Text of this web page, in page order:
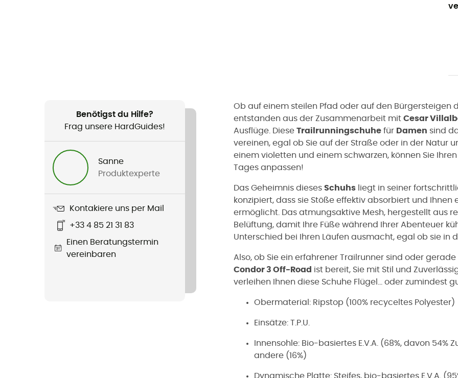
Benötigst du Hilfe?
Frag unsere HardGuides!
Sanne
Produktexperte
Kontakiere uns per Mail
+33 4 85 21 31 83
Einen Beratungstermin
vereinbaren
Ob auf einem steilen Pfad oder auf den Bürgersteigen
entstanden aus der Zusammenarbeit mit Cesar
Ausflüge. Diese Trailrunningschuhe für Damen sind
vereinen, egal ob Sie auf der Straße oder in der Natur
einem violetten und einem schwarzen, können Sie
Tages anpassen!
Das Geheimnis dieses Schuhs liegt in seiner
konzipiert, dass sie Stöße effektiv absorbiert und
ermöglicht. Das atmungsaktive Mesh, hergestellt aus
Belüftung, damit Ihre Füße während Ihrer Abenteuer
Unterschied bei Ihren Läufen ausmacht, egal ob sie in
Also, ob Sie ein erfahrener Trailrunner sind oder
Condor 3 Off-Road ist bereit, Sie mit Stil und
verleihen Ihnen diese Schuhe Flügel... oder zumindest
Obermaterial: Ripstop (100% recyceltes Polyester)
Einsätze: T.P.U.
Innensohle: Bio-basiertes E.V.A. (68%, davon 54%
andere (16%)
Dynamische Platte: Steifes, bio-basiertes E.V.A.